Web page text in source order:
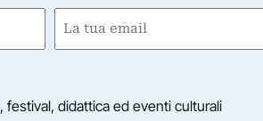
Email
festival, didattica ed eventi culturali